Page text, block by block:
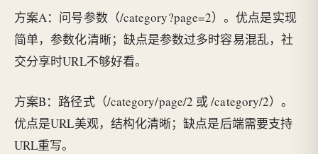
方案A：问号参数（/category?page=2）。优点是实现
简单，参数化清晰；缺点是参数过多时容易混乱，社
交分享时URL不够好看。
方案B：路径式（/category/page/2 或 /category/2）。
优点是URL美观，结构化清晰；缺点是后端需要支持
URL重写。